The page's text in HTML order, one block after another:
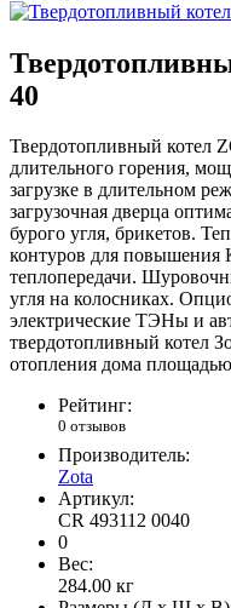
40
Твердотопливный котел
длительного горения,
загрузке в длительном
загрузочная дверца
бурого угля, брикетов.
контуров для
теплопередачи.
угля на колосниках.
электрические ТЭНы и
твердотопливный котел
отопления дома
Рейтинг:
0 отзывов
Производитель:
Zota
Артикул:
CR 493112 0040
0
Вес:
284.00 кг